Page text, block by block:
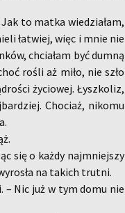
to matka wie­dzia­łam,
ła­twiej, więc i mnie nie
chcia­łam być dumną
rośli aż miło, nie szło
ży­cio­wej. Łysz­ko­liz,
Cho­ciaż, ni­ko­mu
się o każdy naj­mniej­szy
na ta­kich trut­ni.
– Nic już w tym domu nie